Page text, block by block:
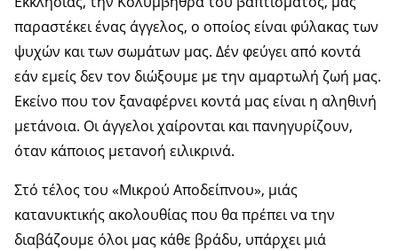
παραστέκει ένας άγγελος, ο οποίος είναι φύλακας των
ψυχών και των σωμάτων μας. Δέν φεύγει από κοντά
εάν εμείς δεν τον διώξουμε με την αμαρτωλή ζωή μας.
Εκείνο που τον ξαναφέρνει κοντά μας είναι η αληθινή
μετάνοια. Οι άγγελοι χαίρονται και πανηγυρίζουν,
όταν κάποιος μετανοή ειλικρινά.
Στό τέλος του «Μικρού Αποδείπνου», μιάς
κατανυκτικής ακολουθίας που θα πρέπει να την
διαβάζουμε όλοι μας κάθε βράδυ, υπάρχει μιά